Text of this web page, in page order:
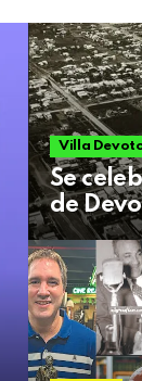
Villa
Se
de